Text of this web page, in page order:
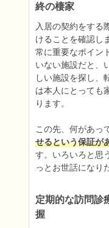
終の棲家
入居の契約をする
けることを確認し
常に重要なポイン
いない施設だと、
しい施設を探し、
は本人にとっても
ります。
この先、何があっ
せるという保証が
す。いろいろと思
っとお世話になり
定期的な訪問診
握